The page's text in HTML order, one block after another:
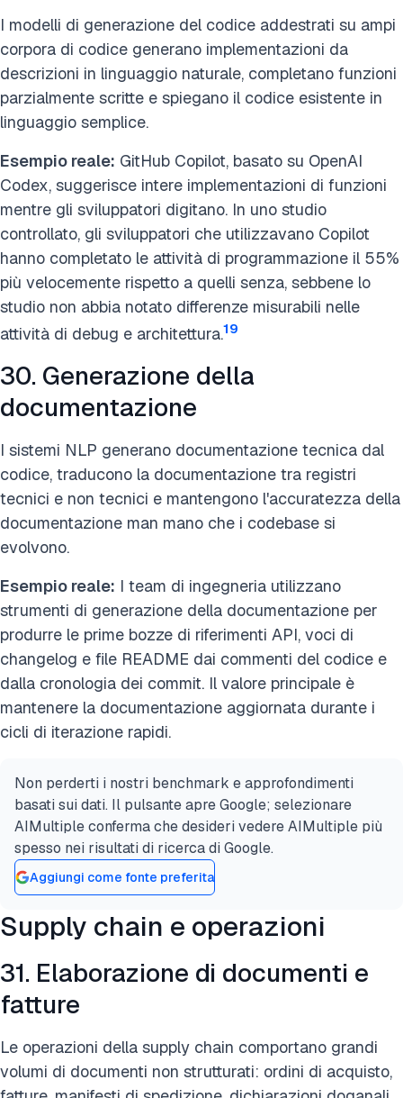
I modelli di generazione del codice addestrati su ampi
corpora di codice generano implementazioni da
descrizioni in linguaggio naturale, completano funzioni
parzialmente scritte e spiegano il codice esistente in
linguaggio semplice.
Esempio reale: GitHub Copilot, basato su OpenAI
Codex, suggerisce intere implementazioni di funzioni
mentre gli sviluppatori digitano. In uno studio
controllato, gli sviluppatori che utilizzavano Copilot
hanno completato le attività di programmazione il 55%
più velocemente rispetto a quelli senza, sebbene lo
studio non abbia notato differenze misurabili nelle
attività di debug e architettura.19
30. Generazione della
documentazione
I sistemi NLP generano documentazione tecnica dal
codice, traducono la documentazione tra registri
tecnici e non tecnici e mantengono l'accuratezza della
documentazione man mano che i codebase si
evolvono.
Esempio reale: I team di ingegneria utilizzano
strumenti di generazione della documentazione per
produrre le prime bozze di riferimenti API, voci di
changelog e file README dai commenti del codice e
dalla cronologia dei commit. Il valore principale è
mantenere la documentazione aggiornata durante i
cicli di iterazione rapidi.
Non perderti i nostri benchmark e approfondimenti
basati sui dati. Il pulsante apre Google; selezionare
AIMultiple conferma che desideri vedere AIMultiple più
spesso nei risultati di ricerca di Google.
Aggiungi come fonte preferita
Supply chain e operazioni
31. Elaborazione di documenti e
fatture
Le operazioni della supply chain comportano grandi
volumi di documenti non strutturati: ordini di acquisto,